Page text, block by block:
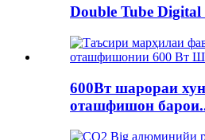
Double Tube Digital
600Вт шарораи
оташфишон